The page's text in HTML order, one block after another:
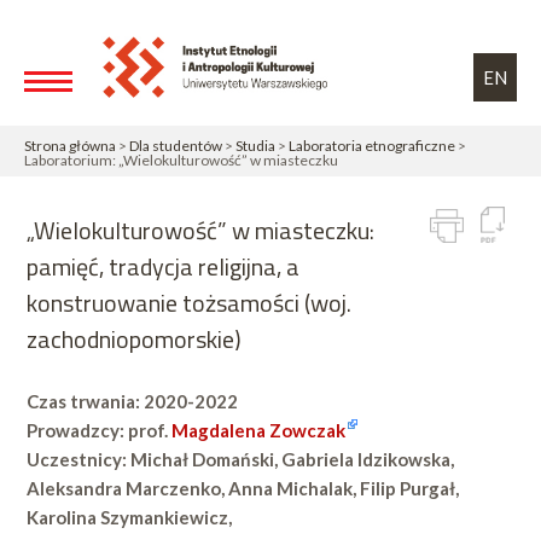
EN
Strona główna > Dla studentów > Studia > Laboratoria etnograficzne >
Laboratorium: „Wielokulturowość” w miasteczku
„Wielokulturowość” w miasteczku:
pamięć, tradycja religijna, a
konstruowanie tożsamości (woj.
zachodniopomorskie)
Czas trwania: 2020-2022
Prowadzcy: prof. Magdalena Zowczak
Uczestnicy: Michał Domański, Gabriela Idzikowska,
Aleksandra Marczenko, Anna Michalak, Filip Purgał,
Karolina Szymankiewicz,